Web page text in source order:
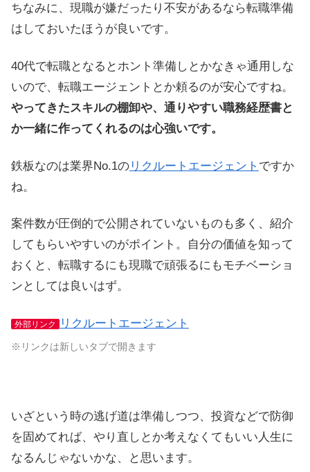
ちなみに、現職が嫌だったり不安があるなら転職準備
はしておいたほうが良いです。
40代で転職となるとホント準備しとかなきゃ通用しな
いので、転職エージェントとか頼るのが安心ですね。
やってきたスキルの棚卸や、通りやすい職務経歴書と
か一緒に作ってくれるのは心強いです。
鉄板なのは業界No.1の リクルートエージェント ですか
ね。
案件数が圧倒的で公開されていないものも多く、紹介
してもらいやすいのがポイント。自分の価値を知って
おくと、転職するにも現職で頑張るにもモチベーショ
ンとしては良いはず。
外部リンク リクルートエージェント
※リンクは新しいタブで開きます
いざという時の逃げ道は準備しつつ、投資などで防御
を固めてれば、やり直しとか考えなくてもいい人生に
なるんじゃないかな、と思います。